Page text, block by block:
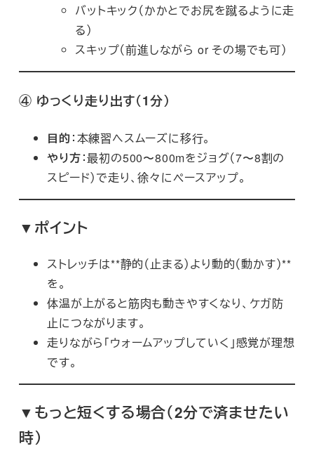
バットキック（かかとでお尻を蹴るように走
る）
スキップ（前進しながら or その場でも可）
④ ゆっくり走り出す（1分）
目的 ：本練習へスムーズに移行。
やり方：最初の500〜800mをジョグ（7〜8割の
スピード）で走り、徐々にペースアップ。
▼ポイント
ストレッチは**静的（止まる）より動的（動かす）**
を。
体温が上がると筋肉も動きやすくなり、ケガ防
止につながります。
走りながら「ウォームアップしていく」感覚が理想
です。
▼もっと短くする場合（2分で済ませたい
時）